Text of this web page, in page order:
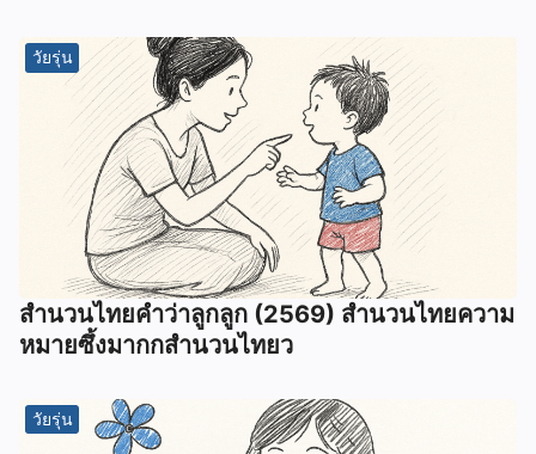
วัยรุ่น
สำนวนไทยคำว่าลูกลูก (2569) สำนวนไทยความ
หมายซึ้งมากกสำนวนไทยว
วัยรุ่น